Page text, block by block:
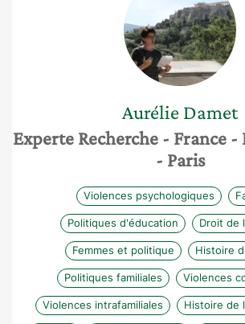
Aurélie Damet
Experte Recherche - France -
- Paris
Violences psychologiques
Politiques d'éducation Droit de
Femmes et politique Histoire
Politiques familiales Violences
Violences intrafamiliales Histoire de